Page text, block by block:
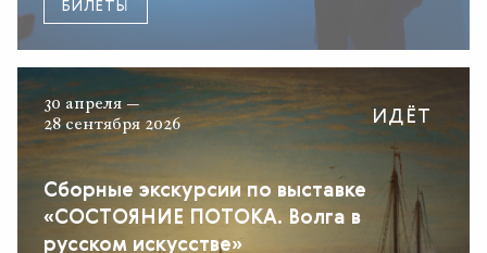
БИЛЕТЫ
30 апреля —
28 сентября 2026
Сборные экскурсии по выставке
«СОСТОЯНИЕ ПОТОКА. Волга в
русском искусстве»
ИДЁТ